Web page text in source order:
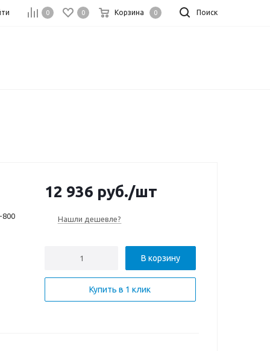
Поиск
0 0 Корзина 0
800
12 936 руб./шт
Нашли дешевле?
В корзину
Купить в 1 клик